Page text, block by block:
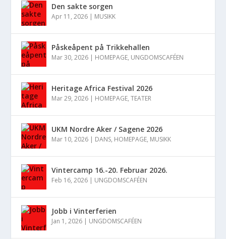
Den sakte sorgen
Apr 11, 2026 | MUSIKK
Påskeåpent på Trikkehallen
Mar 30, 2026 | HOMEPAGE, UNGDOMSCAFÉEN
Heritage Africa Festival 2026
Mar 29, 2026 | HOMEPAGE,TEATER
UKM Nordre Aker / Sagene 2026
Mar 10, 2026 | DANS, HOMEPAGE, MUSIKK
Vintercamp 16.-20. Februar 2026.
Feb 16, 2026 | UNGDOMSCAFÉEN
Jobb i Vinterferien
Jan 1, 2026 | UNGDOMSCAFÉEN